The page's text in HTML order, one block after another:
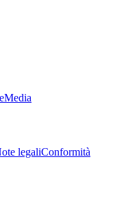
Media
legaliConformità